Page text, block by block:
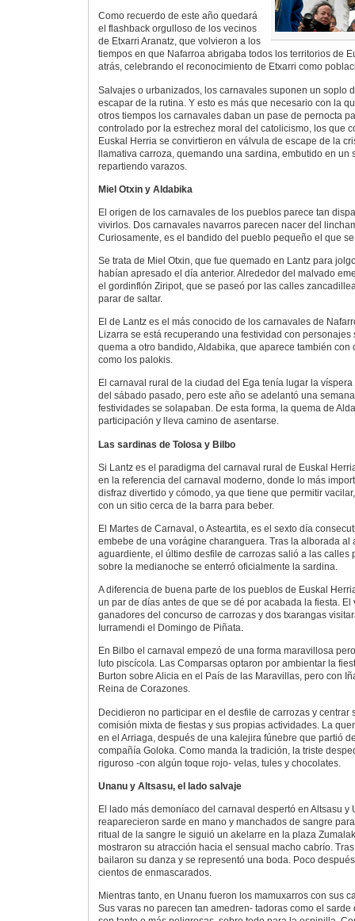
Como recuerdo de este año quedará
el flashback orgulloso de los vecinos
de Etxarri Aranatz, que volvieron a los
tiempos en que Nafarroa abrigaba todos los territorios de
atrás, celebrando el reconocimiento de Etxarri como
Salvajes o urbanizados, los carnavales suponen un soplo
escapar de la rutina. Y esto es más que necesario con la
otros tiempos los carnavales daban un pase de pernocta
controlado por la estrechez moral del catolicismo, los que
Euskal Herria se convirtieron en válvula de escape de la
llamativa carroza, quemando una sardina, embutido en un
repartiendo varazos.
Miel Otxin y Aldabika
El origen de los carnavales de los pueblos parece tan
vivirlos. Dos carnavales navarros parecen nacer del
Curiosamente, es el bandido del pueblo pequeño el que
Se trata de Miel Otxin, que fue quemado en Lantz para
habían apresado el día anterior. Alrededor del malvado
el gordinflón Ziripot, que se paseó por las calles
parar de saltar.
El de Lantz es el más conocido de los carnavales de
Lizarra se está recuperando una festividad con personajes
quema a otro bandido, Aldabika, que aparece también con
como los palokis.
El carnaval rural de la ciudad del Ega tenía lugar la
del sábado pasado, pero este año se adelantó una
festividades se solapaban. De esta forma, la quema de
participación y lleva camino de asentarse.
Las sardinas de Tolosa y Bilbo
Si Lantz es el paradigma del carnaval rural de Euskal
en la referencia del carnaval moderno, donde lo más
disfraz divertido y cómodo, ya que tiene que permitir
con un sitio cerca de la barra para beber.
El Martes de Carnaval, o Asteartita, es el sexto día
embebe de una vorágine charanguera. Tras la alborada al
aguardiente, el último desfile de carrozas salió a las calles
sobre la medianoche se enterró oficialmente la sardina.
A diferencia de buena parte de los pueblos de Euskal
un par de días antes de que se dé por acabada la fiesta.
ganadores del concurso de carrozas y dos txarangas
Iurramendi el Domingo de Piñata.
En Bilbo el carnaval empezó de una forma maravillosa
luto piscícola. Las Comparsas optaron por ambientar la
Burton sobre Alicia en el País de las Maravillas, pero con
Reina de Corazones.
Decidieron no participar en el desfile de carrozas y centrar
comisión mixta de fiestas y sus propias actividades. La
en el Arriaga, después de una kalejira fúnebre que partió
compañía Goloka. Como manda la tradición, la triste
riguroso -con algún toque rojo- velas, tules y chocolates.
Unanu y Altsasu, el lado salvaje
El lado más demoníaco del carnaval despertó en Altsasu y
reaparecieron sarde en mano y manchados de sangre
ritual de la sangre le siguió un akelarre en la plaza
mostraron su atracción hacia el sensual macho cabrío.
bailaron su danza y se representó una boda. Poco
cientos de enmascarados.
Mientras tanto, en Unanu fueron los mamuxarros con sus
Sus varas no parecen tan amedren- tadoras como el sarde